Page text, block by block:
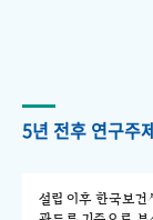
5년 전후 연구주
설립 이후 한국보